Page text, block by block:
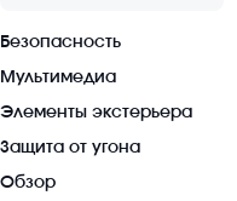
Безопасность
Мультимедиа
Элементы экстерьера
Защита от угона
Обзор